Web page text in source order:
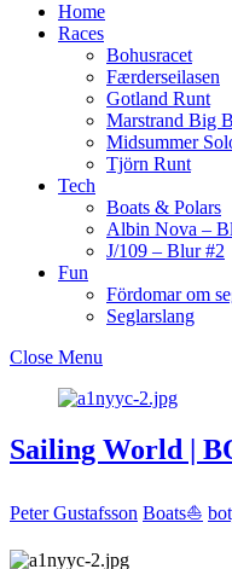
Home
Races
Bohusracet
Færderseilasen
Gotland Runt
Marstrand Big
Midsummer
Tjörn Runt
Tech
Boats & Polars
Albin Nova –
J/109 – Blur #2
Fun
Fördomar om
Seglarslang
Close Menu
Sailing World |
Peter Gustafsson Boats⛵️